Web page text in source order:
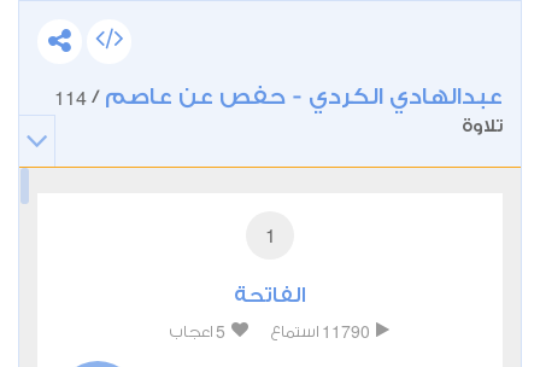
عبدالهادي الكردي - حفص عن عاصم /
114
تلاوة
1
الفاتحة
11790 استماع 5 اعجاب